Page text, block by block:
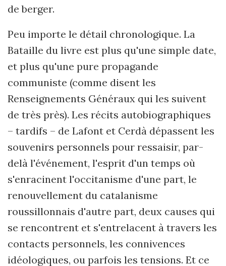
de berger.
Peu importe le détail chronologique. La
Bataille du livre est plus qu'une simple date,
et plus qu'une pure propagande
communiste (comme disent les
Renseignements Généraux qui les suivent
de très près). Les récits autobiographiques
– tardifs – de Lafont et Cerdà dépassent les
souvenirs personnels pour ressaisir, par-
delà l'événement, l'esprit d'un temps où
s'enracinent l'occitanisme d'une part, le
renouvellement du catalanisme
roussillonnais d'autre part, deux causes qui
se rencontrent et s'entrelacent à travers les
contacts personnels, les connivences
idéologiques, ou parfois les tensions. Et ce